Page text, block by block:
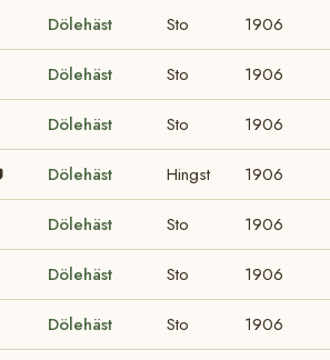
Dölehäst Sto 1906
Dölehäst Sto 1906
Dölehäst Sto 1906
Dölehäst Hingst 1906
Dölehäst Sto 1906
Dölehäst Sto 1906
Dölehäst Sto 1906